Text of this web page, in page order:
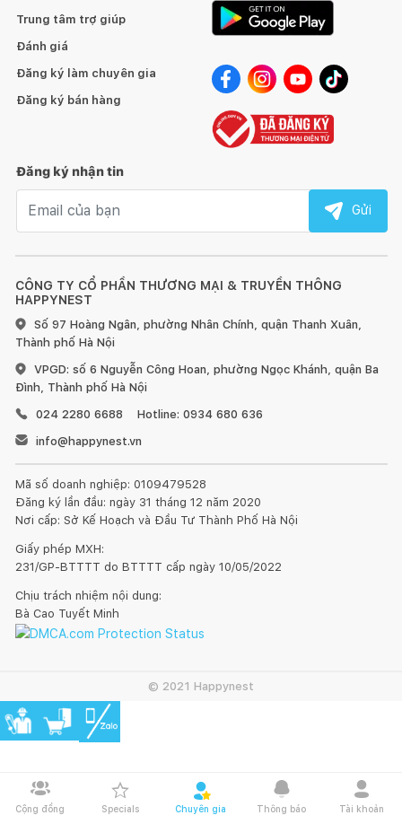
Cộng đồng Specials Chuyên gia Thông báo Tài khoản
CÔNG TY CỔ PHẦN THƯƠNG MẠI & TRUYỀN THÔNG
HAPPYNEST
Số 97 Hoàng Ngân, phường Nhân Chính, quận Thanh Xuân,
Thành phố Hà Nội
VPGD: số 6 Nguyễn Công Hoan, phường Ngọc Khánh, quận Ba
Đình, Thành phố Hà Nội
024 2280 6688
Hotline: 0934 680 636
info@happynest.vn
Mã số doanh nghiệp: 0109479528
Đăng ký lần đầu: ngày 31 tháng 12 năm 2020
Nơi cấp: Sở Kế Hoạch và Đầu Tư Thành Phố Hà Nội
Giấy phép MXH:
231/GP-BTTTT do BTTTT cấp ngày 10/05/2022
Chịu trách nhiệm nội dung:
Bà Cao Tuyết Minh
Trung tâm trợ giúp
Đánh giá
Đăng ký làm chuyên gia
Đăng ký bán hàng
Đăng ký nhận tin
Gửi
© 2021 Happynest